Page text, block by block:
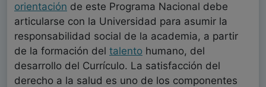
orientación de este Programa Nacional debe
articularse con la Universidad para asumir la
responsabilidad social de la academia, a partir
de la formación del talento humano, del
desarrollo del Currículo. La satisfacción del
derecho a la salud es uno de los componentes